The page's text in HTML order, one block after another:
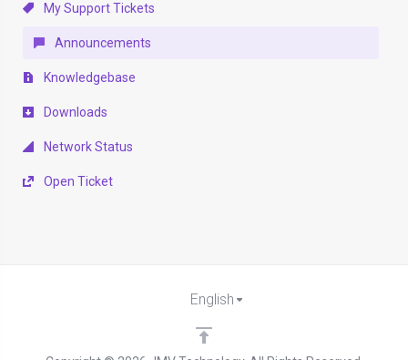
My Support Tickets
Announcements
Knowledgebase
Downloads
Network Status
Open Ticket
English